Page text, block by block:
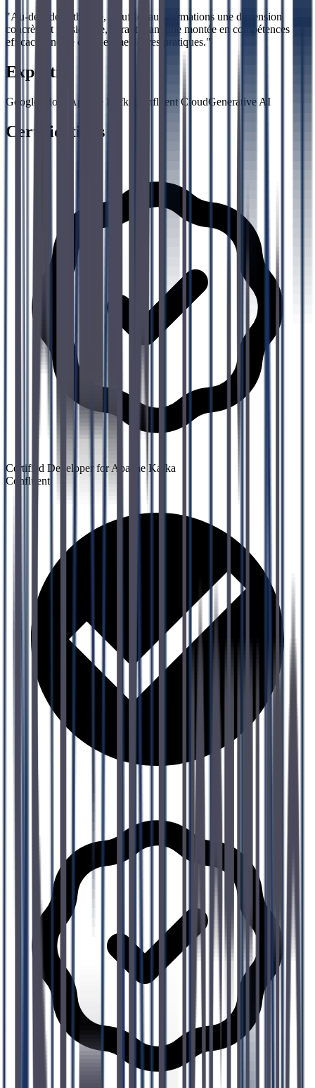
"Au-delà de la théorie, insuffler aux formations une dimension
concrète et passionnée, garantissant une montée en compétences
efficace, ancrée dans les meilleures pratiques."
Expertise
Google Cloud Apache Kafka Confluent CloudGenerative AI
Certifications
Certified Developer for Apache Kafka
Confluent